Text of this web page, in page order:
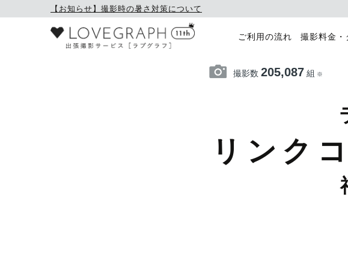
【お知らせ】撮影時の暑さ対策について
ご利用の流れ 撮影料金・
撮影数 205,087 組 ※
リンク